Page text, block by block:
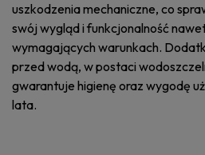
uszkodzenia mechaniczne, co
swój wygląd i funkcjonalność
wymagających warunkach.
przed wodą, w postaci
gwarantuje higienę oraz wygodę
lata.